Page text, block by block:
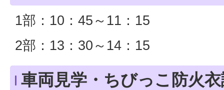
1部：10：45～11：15
2部：13：30～14：15
車両見学・ちびっこ防火